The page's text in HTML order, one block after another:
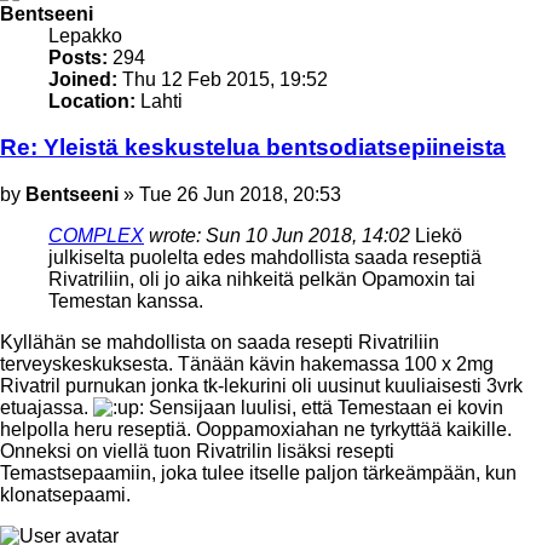
Bentseeni
Lepakko
Posts: 294
Joined: Thu 12 Feb 2015, 19:52
Location: Lahti
Re: Yleistä keskustelua bentsodiatsepiineista
Post
by Bentseeni » Tue 26 Jun 2018, 20:53
COMPLEX wrote: Sun 10 Jun 2018, 14:02 Liekö
julkiselta puolelta edes mahdollista saada reseptiä
Rivatriliin, oli jo aika nihkeitä pelkän Opamoxin tai
Temestan kanssa.
Kyllähän se mahdollista on saada resepti Rivatriliin
terveyskeskuksesta. Tänään kävin hakemassa 100 x 2mg
Rivatril purnukan jonka tk-lekurini oli uusinut kuuliaisesti 3vrk
etuajassa.
Sensijaan luulisi, että Temestaan ei kovin
helpolla heru reseptiä. Ooppamoxiahan ne tyrkyttää kaikille.
Onneksi on viellä tuon Rivatrilin lisäksi resepti
Temastsepaamiin, joka tulee itselle paljon tärkeämpään, kun
klonatsepaami.